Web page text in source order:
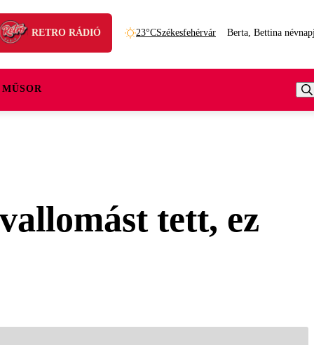
RETRO RÁDIÓ 23°CSzékesfehérvár Berta, Bettina
tett, ez